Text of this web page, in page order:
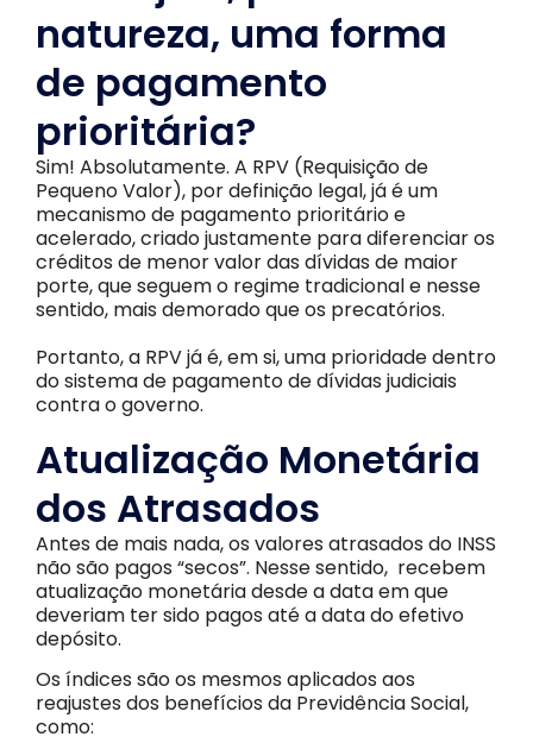
natureza, uma forma
de pagamento
prioritária?
Sim! Absolutamente. A RPV (Requisição de
Pequeno Valor), por definição legal, já é um
mecanismo de pagamento prioritário e
acelerado, criado justamente para diferenciar os
créditos de menor valor das dívidas de maior
porte, que seguem o regime tradicional e nesse
sentido, mais demorado que os precatórios.
Portanto, a RPV já é, em si, uma prioridade dentro
do sistema de pagamento de dívidas judiciais
contra o governo.
Atualização Monetária
dos Atrasados
Antes de mais nada, os valores atrasados do INSS
não são pagos “secos”. Nesse sentido, recebem
atualização monetária desde a data em que
deveriam ter sido pagos até a data do efetivo
depósito.
Os índices são os mesmos aplicados aos
reajustes dos benefícios da Previdência Social,
como: